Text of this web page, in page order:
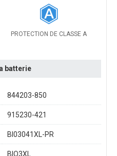
PROTECTION DE CLASSE A
batterie
844203-850
915230-421
BI03041XL-PR
BIO3XL